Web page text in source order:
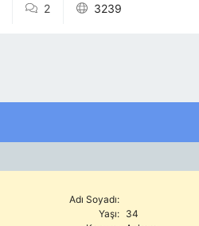
2 3239
Adı Soyadı:
Yaşı: 34